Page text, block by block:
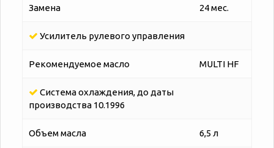
Замена 24 мес.
Усилитель рулевого управления
Рекомендуемое масло MULTI HF
Система охлаждения, до даты
производства 10.1996
Объем масла 6,5 л